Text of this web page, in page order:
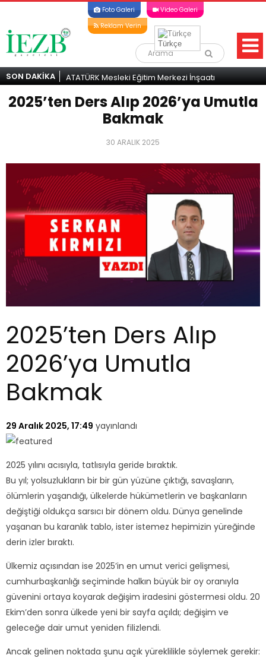
Foto Galeri
Video Galeri
Reklam Verin
Türkçe
SON DAKİKA
ATATÜRK Mesleki Eğitim Merkezi İnşaatı
Çağrısı
Atatürk
2025’ten Ders Alıp 2026’ya Umutla
Bakmak
30 ARALIK 2025
2025’ten Ders Alıp
2026’ya Umutla
Bakmak
29 Aralık 2025, 17:49 yayınlandı
2025 yılını acısıyla, tatlısıyla geride bıraktık.
Bu yıl; yolsuzlukların bir bir gün yüzüne çıktığı, savaşların,
ölümlerin yaşandığı, ülkelerde hükümetlerin ve başkanların
değiştiği oldukça sarsıcı bir dönem oldu. Dünya genelinde
yaşanan bu karanlık tablo, ister istemez hepimizin yüreğinde
derin izler bıraktı.
Ülkemiz açısından ise 2025’in en umut verici gelişmesi,
cumhurbaşkanlığı seçiminde halkın büyük bir oy oranıyla
güvenini ortaya koyarak değişim iradesini göstermesi oldu. 20
Ekim’den sonra ülkede yeni bir sayfa açıldı; değişim ve
geleceğe dair umut yeniden filizlendi.
Ancak gelinen noktada şunu açık yüreklilikle söylemek gerekir: